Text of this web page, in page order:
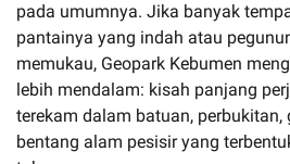
pada umumnya. Jika banyak
pantainya yang indah atau
memukau, Geopark Kebumen
lebih mendalam: kisah panjang
terekam dalam batuan, perbukitan,
bentang alam pesisir yang